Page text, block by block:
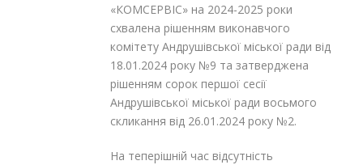
«КОМСЕРВІС» на 2024-2025 роки
схвалена рішенням виконавчого
комітету Андрушівської міської ради від
18.01.2024 року №9 та затверджена
рішенням сорок першої сесії
Андрушівської міської ради восьмого
скликання від 26.01.2024 року №2.
На теперішній час відсутність